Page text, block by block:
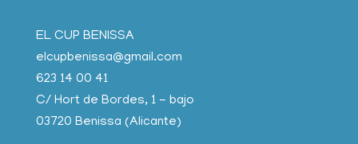
EL CUP BENISSA
elcupbenissa@gmail.com
623 14 00 41
C/ Hort de Bordes, 1 - bajo
03720 Benissa (Alicante)